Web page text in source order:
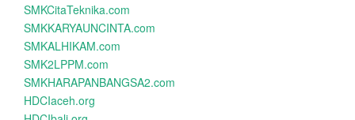
SMKCitaTeknika.com
SMKKARYAUNCINTA.com
SMKALHIKAM.com
SMK2LPPM.com
SMKHARAPANBANGSA2.com
HDCIaceh.org